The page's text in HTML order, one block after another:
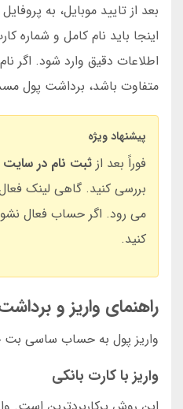
بعد از تایید موبایل، به
اینجا باید نام کامل و شماره
اطلاعات دقیق وارد شود. اگر
متفاوت باشد، برداشت پول
پیشنهاد ویژه
فوراً بعد از ثبت نام در
بررسی کنید. گاهی لینک
می رود. اگر حساب فعال
کنید.
راهنمای واریز و
واریز پول به حساب ساسی بت
واریز با کارت بانکی